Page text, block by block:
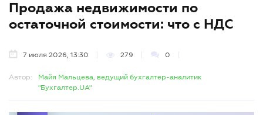
Продажа недвижимости по
остаточной стоимости: что с НДС
7 июля 2026, 13:30 279 0
Автор:
Майя Мальцева, ведущий бухгалтер-аналитик
"Бухгалтер.UA"